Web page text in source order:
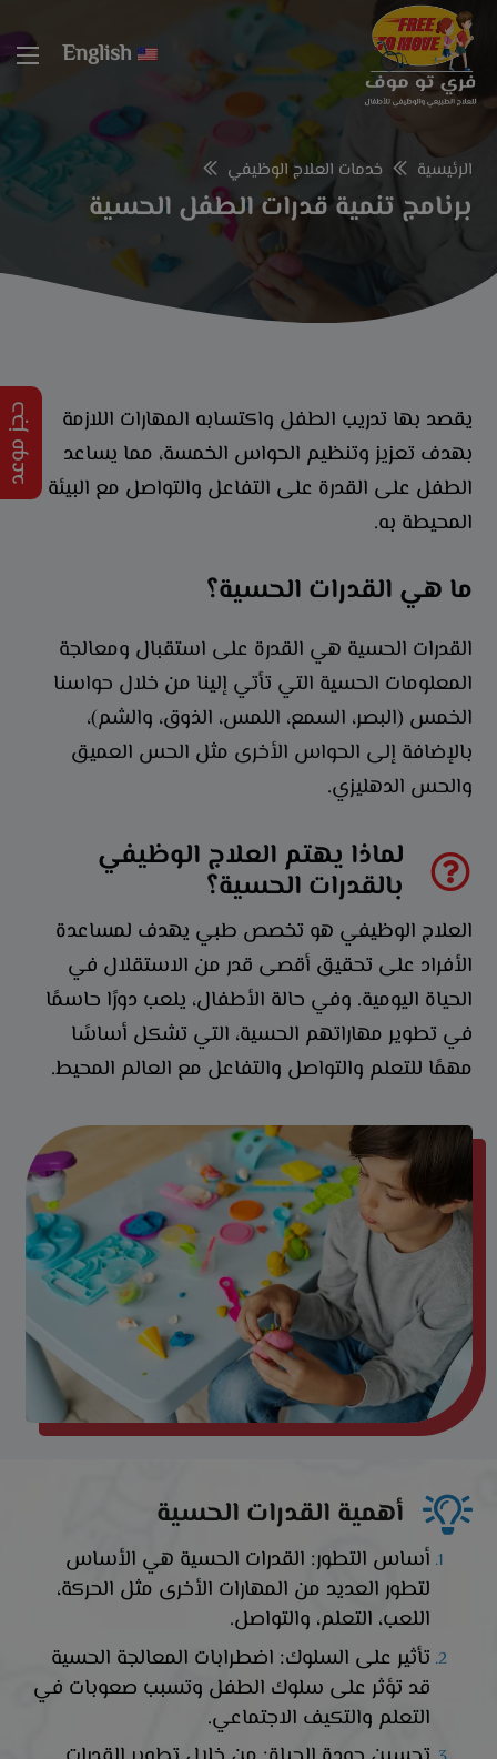
English
الرئيسية خدمات العلاج الوظيفي
برنامج تنمية قدرات الطفل الحسية
يقصد بها تدريب الطفل واكتسابه المهارات اللازمة
بهدف تعزيز وتنظيم الحواس الخمسة، مما يساعد
الطفل على القدرة على التفاعل والتواصل مع البيئة
المحيطة به.
ما هي القدرات الحسية؟
القدرات الحسية هي القدرة على استقبال ومعالجة
المعلومات الحسية التي تأتي إلينا من خلال حواسنا
الخمس (البصر، السمع، اللمس، الذوق، والشم)،
بالإضافة إلى الحواس الأخرى مثل الحس العميق
والحس الدهليزي.
لماذا يهتم العلاج الوظيفي
بالقدرات الحسية؟
العلاج الوظيفي هو تخصص طبي يهدف لمساعدة
الأفراد على تحقيق أقصى قدر من الاستقلال في
الحياة اليومية. وفي حالة الأطفال، يلعب دورًا حاسمًا
في تطوير مهاراتهم الحسية، التي تشكل أساسًا
مهمًا للتعلم والتواصل والتفاعل مع العالم المحيط.
أهمية القدرات الحسية
أساس التطور: القدرات الحسية هي الأساس
لتطور العديد من المهارات الأخرى مثل الحركة،
اللعب، التعلم، والتواصل.
تأثير على السلوك: اضطرابات المعالجة الحسية
قد تؤثر على سلوك الطفل وتسبب صعوبات في
التعلم والتكيف الاجتماعي.
حجز موعد
modal-check